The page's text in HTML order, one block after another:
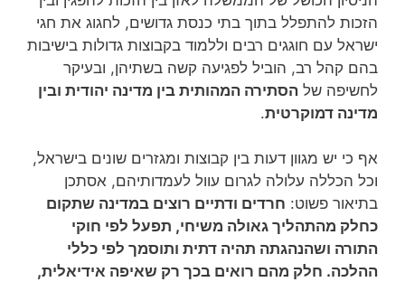
הזכות להתפלל בתוך בתי כנסת גדושים, לחגוג את חגי
ישראל עם חוגגים רבים וללמוד בקבוצות גדולות בישיבות
בהם קהל רב, הוביל לפגיעה קשה בשתיהן, ובעיקר
לחשיפה של הסתירה המהותית בין מדינה יהודית ובין
מדינה דמוקרטית.
אף כי יש מגוון דעות בין קבוצות ומגזרים שונים בישראל,
וכל הכללה עלולה לגרום עוול לעמדותיהם, אסתכן
בתיאור פשוט: חרדים ודתיים רוצים במדינה שתקום
כחלק מהתהליך גאולה משיחי, תפעל לפי חוקי
התורה ושהנהגתה תהיה דתית ותוסמך לפי כללי
ההלכה. חלק מהם רואים בכך רק שאיפה אידיאלית,